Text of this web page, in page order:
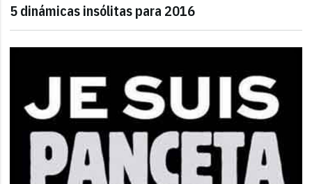
5 dinámicas insólitas para 2016